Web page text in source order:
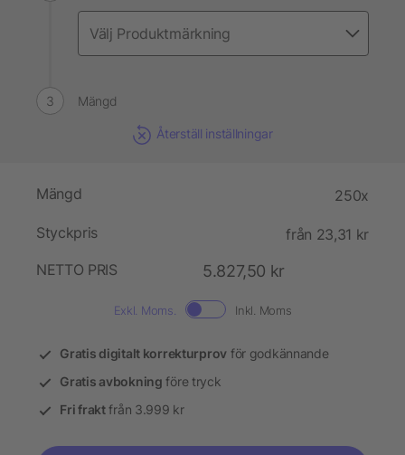
Mängd
Återställ inställningar
Mängd 250x
Styckpris
från 23,31 kr
NETTO PRIS
5.827,50 kr
Exkl. Moms. Inkl. Moms
Gratis digitalt korrekturprov för godkännande
Gratis avbokning före tryck
Fri fraktfrån 3.999 kr